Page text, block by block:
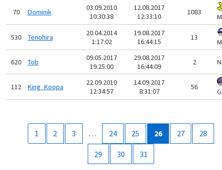
70 Dominik
03.09.2010
10:30:38
12.08.2017
12:33:10
1083
530 Tenohira
20.04.2014
1:17:02
19.08.2017
16:44:15
13
620 Tob
09.05.2017
19:25:00
29.08.2017
16:44:09
2
112 King_Koopa
22.09.2010
12:34:57
14.09.2017
8:31:07
56
1 2 3 … 24 25 26 27 28
29 30 31